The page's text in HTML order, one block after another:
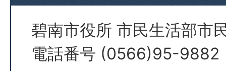
碧南市役所 市民生活部市
電話番号 (0566)95-9882